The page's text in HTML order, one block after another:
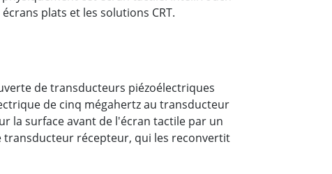
plats et les solutions CRT.
de transducteurs piézoélectriques
de cinq mégahertz au transducteur
la surface avant de l'écran tactile par un
transducteur récepteur, qui les reconvertit